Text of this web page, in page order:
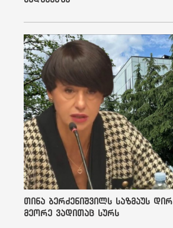
და
თინა ბერძენიშვილს საზმაუს
მეორე ვადითაც სურს